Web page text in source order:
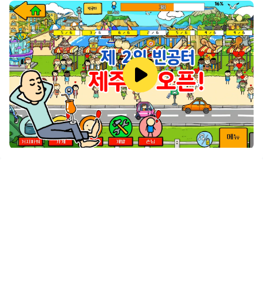
애플리케이션과 계정을 동시에 이용할 수도 있습니다.
또한 파일 전송 기능을 통해 이미지, 비디오 및 파일을 공유
하는 것도 매우 쉬워집니다.
컴퓨터에서 거지 키우기3 - 부동산 (방치형 타이쿤 게임)
(을)를 다운로드하고 실행하여 큰 화면과 고화질의 PC 환경
에서 즐기세요!
## 거지키우기3는 방치형과 클리커가 혼합된 세번째 키우
기 시리즈 게임입니다.